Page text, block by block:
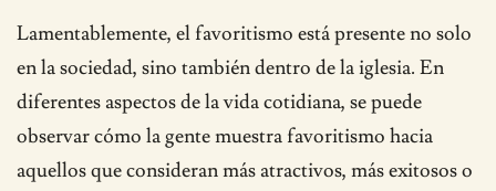
Lamentablemente, el favoritismo está presente no solo
en la sociedad, sino también dentro de la iglesia. En
diferentes aspectos de la vida cotidiana, se puede
observar cómo la gente muestra favoritismo hacia
aquellos que consideran más atractivos, más exitosos o